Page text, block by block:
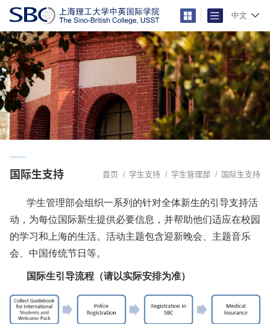
中文
首页 学生支持 学生管理部 国际生支持
国际生支持
学生管理部会组织一系列的针对全体新生的引导支持活
动，为每位国际新生提供必要信息，并帮助他们适应在校园
的学习和上海的生活。活动主题包含迎新晚会、主题音乐
会、中国传统节日等。
国际生引导流程（请以实际安排为准）